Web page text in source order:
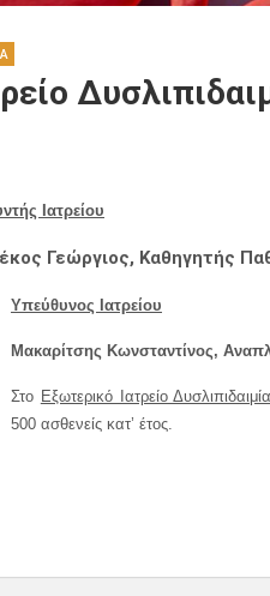
Ιατρείου
Γεώργιος, Καθηγητής
Υπεύθυνος Ιατρείου
Μακαρίτσης Κωνσταντίνος,
Στο Εξωτερικό Ιατρείο
500 ασθενείς κατ’ έτος.